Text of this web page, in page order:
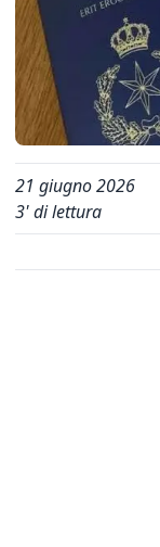
21 giugno 2026
3' di lettura